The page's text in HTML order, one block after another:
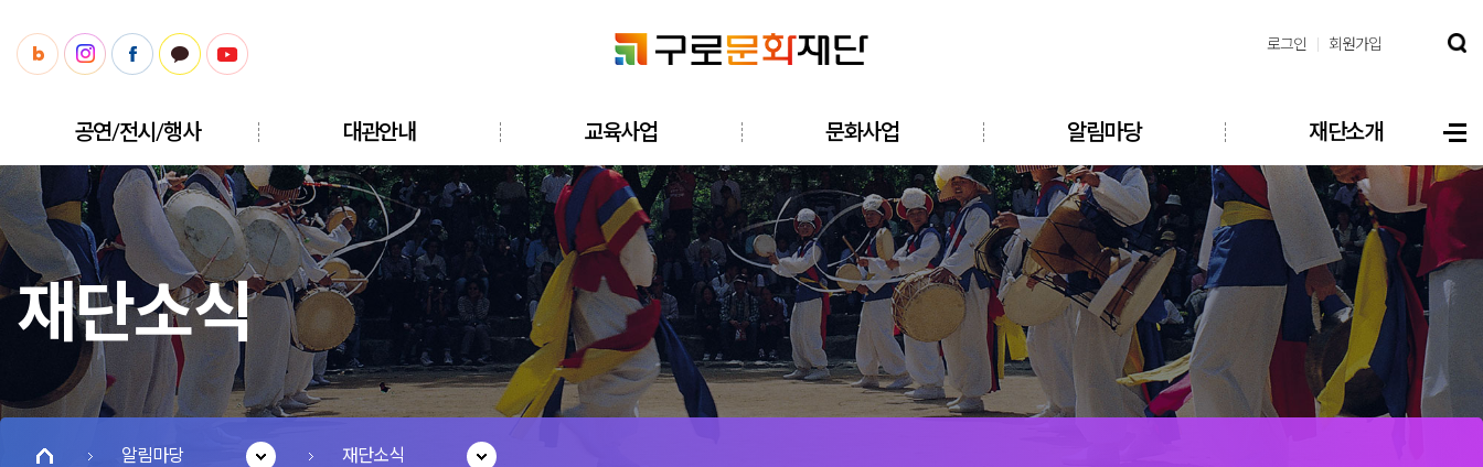
로그인 회원가입
검색창 열기
공연/전시/행사 대관안내 교육사업 문화사업 알림마당 재단소개
전체메뉴 열기
재단소식
알림마당 재단소식